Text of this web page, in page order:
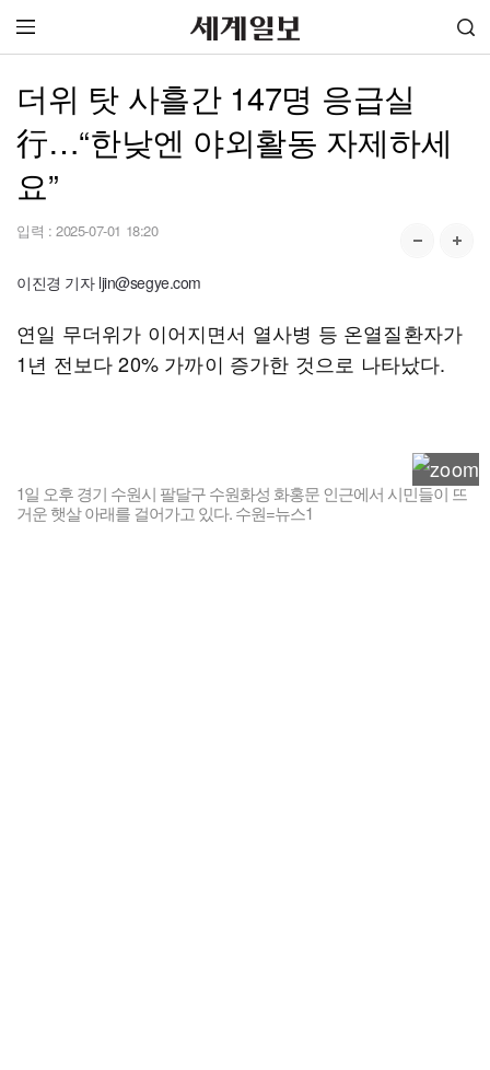
더위 탓 사흘간 147명 응급실
行…“한낮엔 야외활동 자제하세
요”
입력 : 2025-07-01 18:20
이진경 기자 ljin@segye.com
연일 무더위가 이어지면서 열사병 등 온열질환자가
1년 전보다 20% 가까이 증가한 것으로 나타났다.
1일 오후 경기 수원시 팔달구 수원화성 화홍문 인근에서 시민들이 뜨
거운 햇살 아래를 걸어가고 있다. 수원=뉴스1